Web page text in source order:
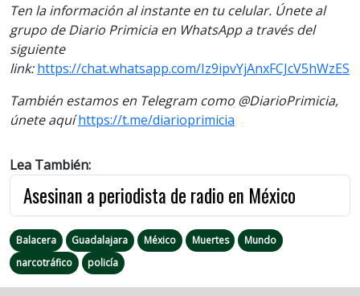
Ten la información al instante en tu celular. Únete al
grupo de Diario Primicia en WhatsApp a través del
siguiente
link:https://chat.whatsapp.com/Iz9ipvYjAnxFCJcV5hWzES
También estamos en Telegram como @DiarioPrimicia,
únete aquí https://t.me/diarioprimicia
Lea También:
Asesinan a periodista de radio en México
Balacera Guadalajara México Muertes
Mundo
narcotráfico
policía